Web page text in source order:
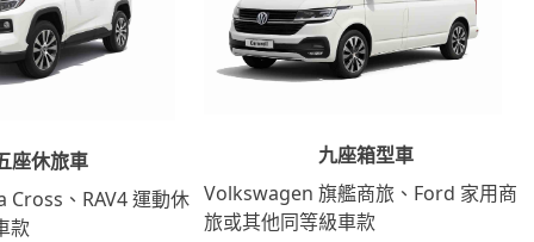
座休旅車
Cross、RAV4 運動休
款
九座箱型車
Volkswagen 旗艦商旅、Ford 家用商
旅或其他同等級車款